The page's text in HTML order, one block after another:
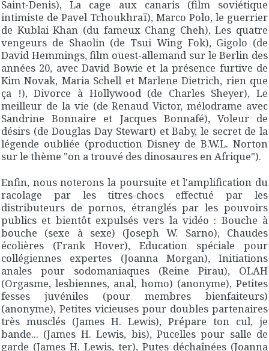
Saint-Denis),La cage aux canaris(film soviétique
intimiste de Pavel Tchoukhraï), Marco Polo, le guerrier
de Kublai Khan (du fameux Chang Cheh),Les quatre
vengeurs de Shaolin (de Tsui Wing Fok), Gigolo (de
David Hemmings, film ouest-allemand sur le Berlin des
années 20, avec David Bowie et la présence furtive de
Kim Novak, Maria Schell et Marlene Dietrich, rien que
ça !),Divorce à Hollywood (de Charles Sheyer), Le
meilleur de la vie (de Renaud Victor, mélodrame avec
Sandrine Bonnaire et Jacques Bonnafé), Voleur de
désirs (de Douglas Day Stewart) etBaby, le secret de la
légende oubliée (production Disney de B.W.L. Norton
sur le thème "on a trouvé des dinosaures en Afrique").
Enfin, nous noterons la poursuite et l'amplification du
racolage par les titres-chocs effectué par les
distributeurs de pornos, étranglés par les pouvoirs
publics et bientôt expulsés vers la vidéo : Bouche à
bouche (sexe à sexe) (Joseph W. Sarno), Chaudes
écolières (Frank Hover), Education spéciale pour
collégiennes expertes (Joanna Morgan), Initiations
anales pour sodomaniaques (Reine Pirau), OLAH
(Orgasme, lesbiennes, anal, homo) (anonyme),Petites
fesses juvéniles
(pour membres bienfaiteurs)
(anonyme), Petites vicieuses pour doubles partenaires
très musclés (James H. Lewis), Prépare ton cul, je
bande... (James H. Lewis, bis), Pucelles pour salle de
garde (James H. Lewis, ter), Putes déchaînées (Joanna